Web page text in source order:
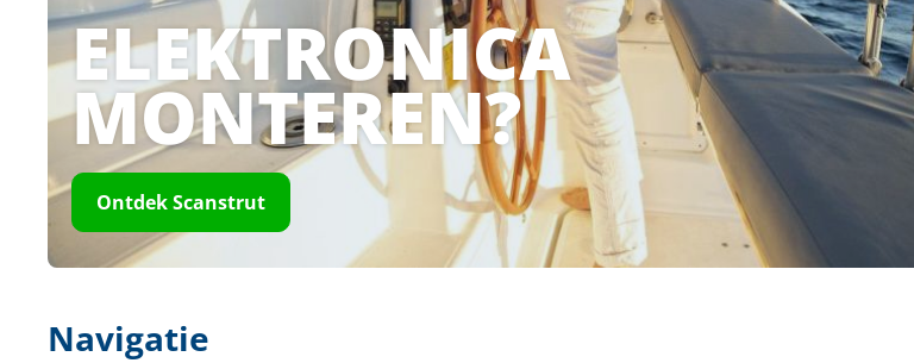
Veiligheid
Boten, toebehoren en fun
Meubels en lifestyle
SALE
ELEKTRONICA
MONTEREN?
Ontdek Scanstrut
Navigatie